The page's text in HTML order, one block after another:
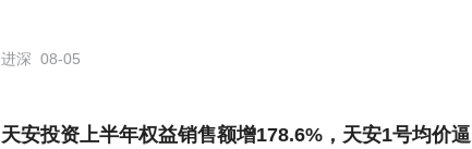
进深 08-05
天安投资上半年权益销售额增178.6%，天安1号均价逼